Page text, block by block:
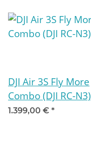
DJI Air 3S Fly More
Combo (DJI RC-N3)
1.399,00 € *